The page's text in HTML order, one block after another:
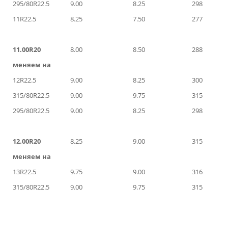
295/80R22.5
9.00 8.25
298
11R22.5
8.25 7.50 277
11.00R20 8.00 8.50
288
меняем на
12R22.5
9.00 8.25
300
315/80R22.5
9.00 9.75
315
295/80R22.5
9.00 8.25 298
12.00R20 8.25 9.00
315
меняем на
13R22.5
9.75 9.00
316
315/80R22.5
9.00 9.75 315